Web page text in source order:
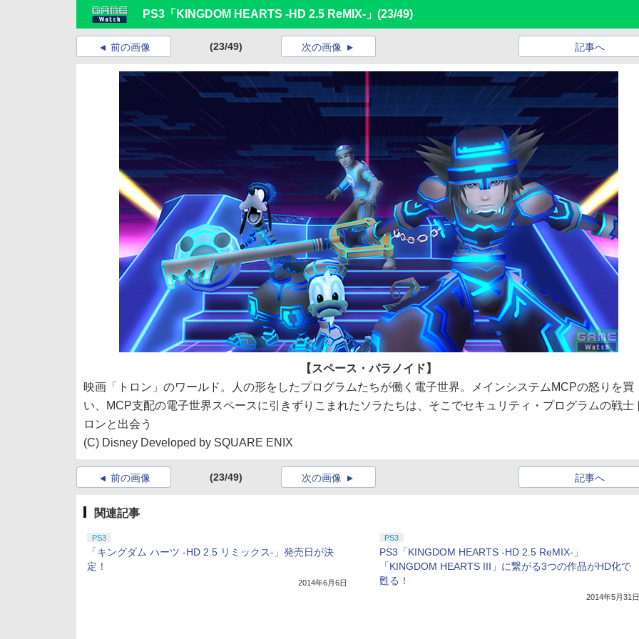
PS3「KINGDOM HEARTS -HD 2.5 ReMIX-」 (23/49)
前の画像 (23/49) 記事へ
次の画像
【スペース・パラノイド】
映画「トロン」のワールド。人の形をしたプログラムたちが働く電子世界。メインシステムMCPの怒りを買
い、MCP支配の電子世界スペースに引きずりこまれたソラたちは、そこでセキュリティ・プログラムの戦士
ロンと出会う
(C) Disney Developed by SQUARE ENIX
前の画像 (23/49) 記事へ
次の画像
関連記事
PS3
「キングダム ハーツ -HD 2.5 リミックス-」発売日が決
定！
2014年6月6日
PS3
PS3「KINGDOM HEARTS -HD 2.5 ReMIX-」
「KINGDOM HEARTS III」に繋がる3つの作品がHD化で
甦る！
2014年5月31日